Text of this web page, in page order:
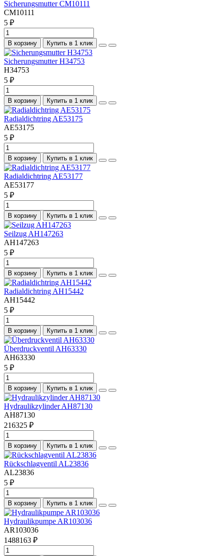
Sicherungsmutter CM10111
CM10111
5 ₽
В корзину Купить в 1 клик
Sicherungsmutter H34753
H34753
5 ₽
В корзину Купить в 1 клик
Radialdichtring AE53175
AE53175
5 ₽
В корзину Купить в 1 клик
Radialdichtring AE53177
AE53177
5 ₽
В корзину Купить в 1 клик
Seilzug AH147263
AH147263
5 ₽
В корзину Купить в 1 клик
Radialdichtring AH15442
AH15442
5 ₽
В корзину Купить в 1 клик
Überdruckventil AH63330
AH63330
5 ₽
В корзину Купить в 1 клик
Hydraulikzylinder AH87130
AH87130
216325 ₽
В корзину Купить в 1 клик
Rückschlagventil AL23836
AL23836
5 ₽
В корзину Купить в 1 клик
Hydraulikpumpe AR103036
AR103036
1488163 ₽